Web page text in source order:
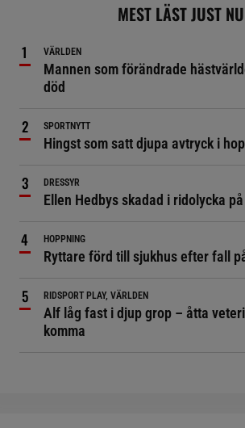
MEST LÄST JUST NU
VÄRLDEN
Mannen som förändrade
död
SPORTNYTT
Hingst som satt djupa avtryck i
DRESSYR
Ellen Hedbys skadad i ridolycka
HOPPNING
Ryttare förd till sjukhus efter fall
RIDSPORT PLAY, VÄRLDEN
Alf låg fast i djup grop – åtta
komma